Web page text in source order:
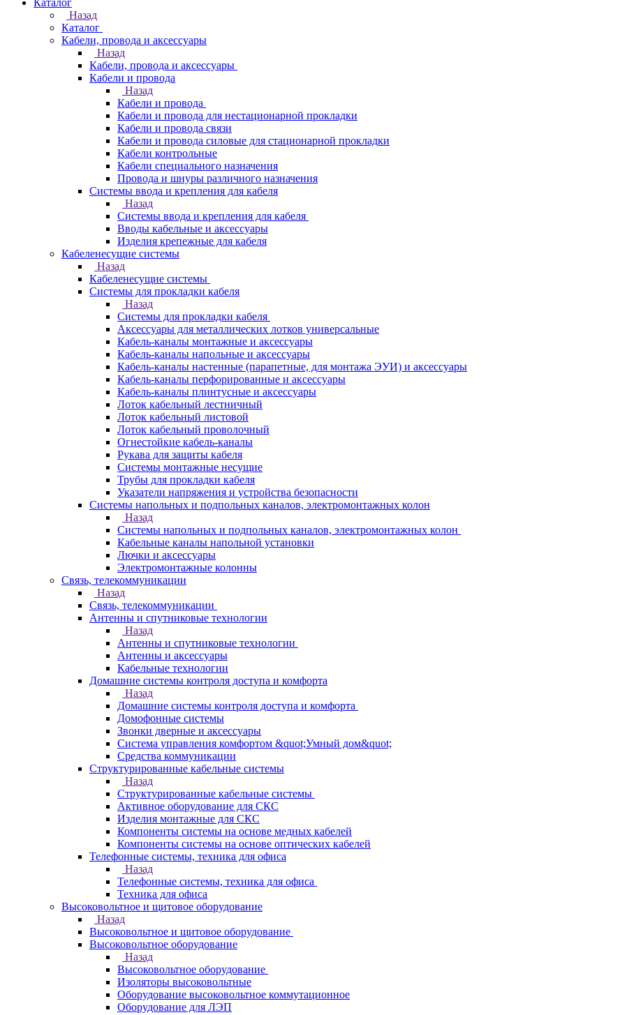
Каталог
Назад
Каталог
Кабели, провода и аксессуары
Назад
Кабели, провода и аксессуары
Кабели и провода
Назад
Кабели и провода
Кабели и провода для нестационарной прокладки
Кабели и провода связи
Кабели и провода силовые для стационарной прокладки
Кабели контрольные
Кабели специального назначения
Провода и шнуры различного назначения
Системы ввода и крепления для кабеля
Назад
Системы ввода и крепления для кабеля
Вводы кабельные и аксессуары
Изделия крепежные для кабеля
Кабеленесущие системы
Назад
Кабеленесущие системы
Системы для прокладки кабеля
Назад
Системы для прокладки кабеля
Аксессуары для металлических лотков универсальные
Кабель-каналы монтажные и аксессуары
Кабель-каналы напольные и аксессуары
Кабель-каналы настенные (парапетные, для монтажа ЭУИ) и аксессуары
Кабель-каналы перфорированные и аксессуары
Кабель-каналы плинтусные и аксессуары
Лоток кабельный лестничный
Лоток кабельный листовой
Лоток кабельный проволочный
Огнестойкие кабель-каналы
Рукава для защиты кабеля
Системы монтажные несущие
Трубы для прокладки кабеля
Указатели напряжения и устройства безопасности
Системы напольных и подпольных каналов, электромонтажных колон
Назад
Системы напольных и подпольных каналов, электромонтажных колон
Кабельные каналы напольной установки
Лючки и аксессуары
Электромонтажные колонны
Связь, телекоммуникации
Назад
Связь, телекоммуникации
Антенны и спутниковые технологии
Назад
Антенны и спутниковые технологии
Антенны и аксессуары
Кабельные технологии
Домашние системы контроля доступа и комфорта
Назад
Домашние системы контроля доступа и комфорта
Домофонные системы
Звонки дверные и аксессуары
Система управления комфортом &quot;Умный дом&quot;
Средства коммуникации
Структурированные кабельные системы
Назад
Структурированные кабельные системы
Активное оборудование для СКС
Изделия монтажные для СКС
Компоненты системы на основе медных кабелей
Компоненты системы на основе оптических кабелей
Телефонные системы, техника для офиса
Назад
Телефонные системы, техника для офиса
Техника для офиса
Высоковольтное и щитовое оборудование
Назад
Высоковольтное и щитовое оборудование
Высоковольтное оборудование
Назад
Высоковольтное оборудование
Изоляторы высоковольтные
Оборудование высоковольтное коммутационное
Оборудование для ЛЭП